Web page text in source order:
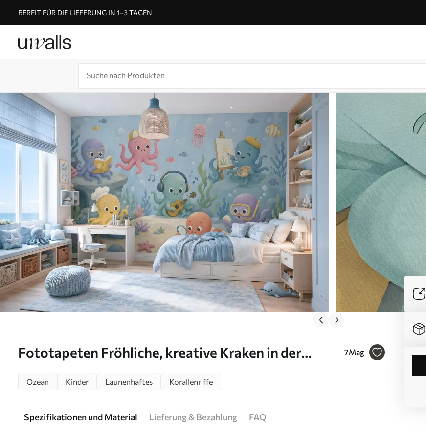
BEREIT FÜR DIE LIEFERUNG IN 1–3 TAGEN
Fototapeten Fröhliche, kreative Kraken in der
7Mag
Ozean Kinder Launenhaftes Korallenriffe
Spezifikationen und Material Lieferung & Bezahlung FAQ